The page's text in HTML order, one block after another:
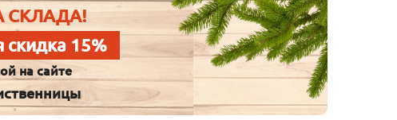
СКЛАДА!
15%
на сайте